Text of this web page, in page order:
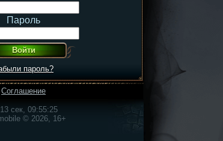
Пароль
пароль?
Соглашение
сек, 09:55:25
© 2026, 16+